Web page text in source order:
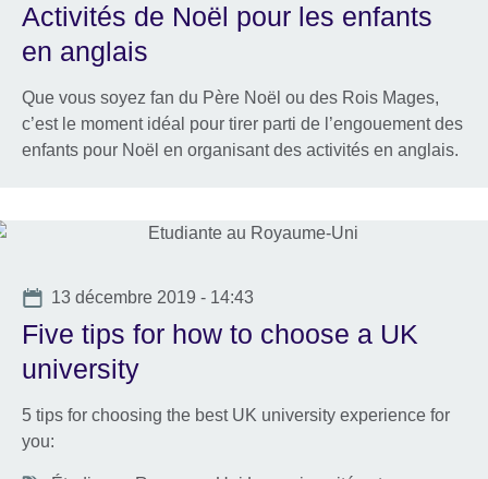
Activités de Noël pour les enfants
en anglais
Que vous soyez fan du Père Noël ou des Rois Mages,
c’est le moment idéal pour tirer parti de l’engouement des
enfants pour Noël en organisant des activités en anglais.
Date
13 décembre 2019 - 14:43
Five tips for how to choose a UK
university
5 tips for choosing the best UK university experience for
you: